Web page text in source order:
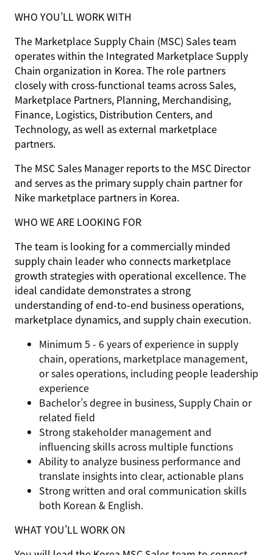
WHO YOU’LL WORK WITH
The Marketplace Supply Chain (MSC) Sales team
operates within the Integrated Marketplace Supply
Chain organization in Korea. The role partners
closely with cross-functional teams across Sales,
Marketplace Partners, Planning, Merchandising,
Finance, Logistics, Distribution Centers, and
Technology, as well as external marketplace
partners.
The MSC Sales Manager reports to the MSC Director
and serves as the primary supply chain partner for
Nike marketplace partners in Korea.
WHO WE ARE LOOKING FOR
The team is looking for a commercially minded
supply chain leader who connects marketplace
growth strategies with operational excellence. The
ideal candidate demonstrates a strong
understanding of end-to-end business operations,
marketplace dynamics, and supply chain execution.
Minimum 5 - 6 years of experience in supply
chain, operations, marketplace management,
or sales operations, including people leadership
experience
Bachelor’s degree in business, Supply Chain or
related field
Strong stakeholder management and
influencing skills across multiple functions
Ability to analyze business performance and
translate insights into clear, actionable plans
Strong written and oral communication skills
both Korean & English.
WHAT YOU’LL WORK ON